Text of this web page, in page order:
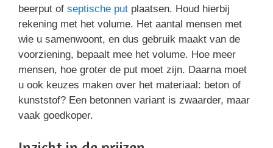
beerput of septische put plaatsen. Houd hierbij
rekening met het volume. Het aantal mensen met
wie u samenwoont, en dus gebruik maakt van de
voorziening, bepaalt mee het volume. Hoe meer
mensen, hoe groter de put moet zijn. Daarna moet
u ook keuzes maken over het materiaal: beton of
kunststof? Een betonnen variant is zwaarder, maar
vaak goedkoper.